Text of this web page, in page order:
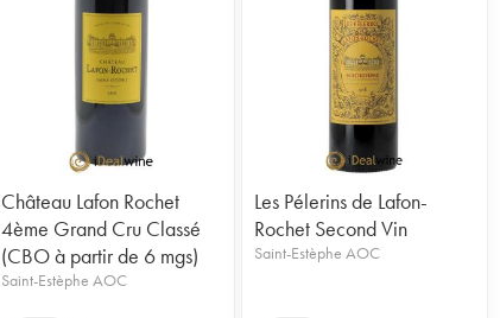
Château Lafon Rochet
4ème Grand Cru Classé
(CBO à partir de 6 mgs)
Saint-Estèphe AOC
Les Pélerins de Lafon-
Rochet Second Vin
Saint-Estèphe AOC